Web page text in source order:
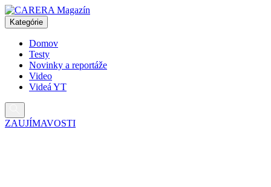
Pokračovať
na
obsah
Kategórie
Domov
Testy
Novinky a reportáže
Video
Videá YT
ZAUJÍMAVOSTI